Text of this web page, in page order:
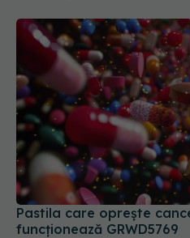
Pastila care oprește
funcționează GRWD5769